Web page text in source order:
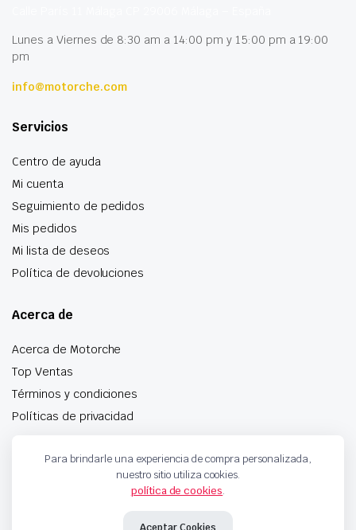
Lunes a Viernes de 8:30 am a 14:00 pm y 15:00 pm a 19:00
pm
info@motorche.com
Servicios
Centro de ayuda
Mi cuenta
Seguimiento de pedidos
Mis pedidos
Mi lista de deseos
Política de devoluciones
Acerca de
Acerca de Motorche
Top Ventas
Términos y condiciones
Políticas de privacidad
Especialistas en botonera, pomos de palanca, anillos
Para brindarle una experiencia de compra personalizada,
nuestro sitio utiliza cookies.
política de cookies.